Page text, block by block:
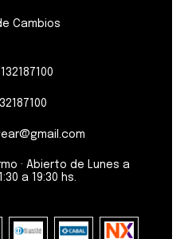
Cambios
· Abierto de Lunes a
a 19:30 hs.